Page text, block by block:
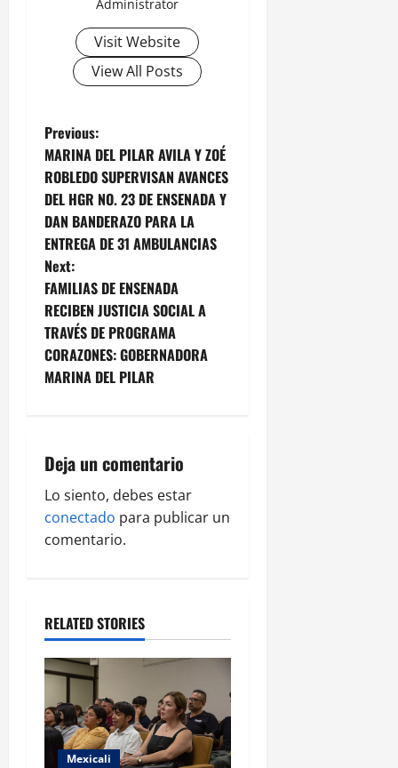
Administrator
Visit Website
View All Posts
P
o
s
t
n
a
v
a
t
i
n
Previous:
MARINA DEL PILAR AVILA Y ZOÉ
ROBLEDO SUPERVISAN AVANCES
DEL HGR NO. 23 DE ENSENADA Y
DAN BANDERAZO PARA LA
ENTREGA DE 31 AMBULANCIAS
Next:
FAMILIAS DE ENSENADA
RECIBEN JUSTICIA SOCIAL A
TRAVÉS DE PROGRAMA
CORAZONES: GOBERNADORA
MARINA DEL PILAR
Deja un comentario
Lo siento, debes estar
conectado para publicar un
comentario.
RELATED STORIES
Mexicali